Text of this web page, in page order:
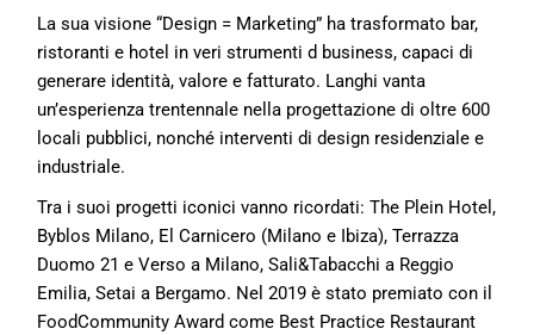
La sua visione “Design = Marketing” ha trasformato bar,
ristoranti e hotel in veri strumenti d business, capaci di
generare identità, valore e fatturato. Langhi vanta
un’esperienza trentennale nella progettazione di oltre 600
locali pubblici, nonché interventi di design residenziale e
industriale.
Tra i suoi progetti iconici vanno ricordati: The Plein Hotel,
Byblos Milano, El Carnicero (Milano e Ibiza), Terrazza
Duomo 21 e Verso a Milano, Sali&Tabacchi a Reggio
Emilia, Setai a Bergamo. Nel 2019 è stato premiato con il
FoodCommunity Award come Best Practice Restaurant